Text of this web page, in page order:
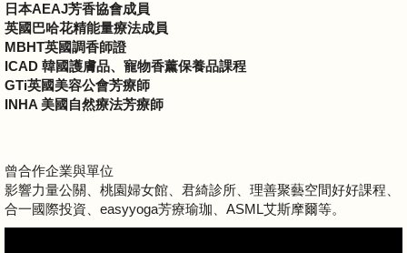
日本AEAJ芳香協會成員
英國巴哈花精能量療法成員
MBHT英國調香師證
ICAD 韓國護膚品、寵物香薰保養品課程
GTi英國美容公會芳療師
INHA 美國自然療法芳療師
曾合作企業與單位
影響力量公關、桃園婦女館、君綺診所、理善聚藝空間好好課程、
合一國際投資、easyyoga芳療瑜珈、ASML艾斯摩爾等。